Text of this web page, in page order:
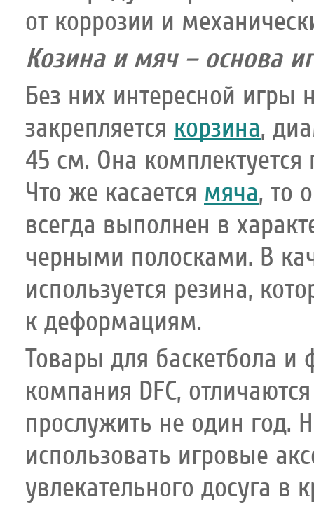
от коррозии и
Козина и мяч – основа
Без них интересной игры
закрепляется корзина,
45 см. Она комплектуется
Что же касается мяча, то
всегда выполнен в
черными полосками. В
используется резина,
к деформациям.
Товары для баскетбола и
компания DFC,
прослужить не один год.
использовать игровые
увлекательного досуга в